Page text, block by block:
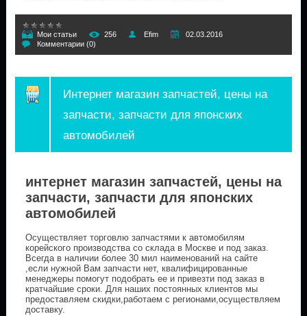
Мои статьи 256 Efim
02.03.2016
Комментарии (0)
Интернет магазин запчастей, цены на
запчасти, запчасти для японских
автомобилей
интернет магазин запчастей, цены на
запчасти, запчасти для японских
автомобилей
Осуществляет торговлю запчастями к автомобилям
корейского производства со склада в Москве и под заказ.
Всегда в наличии более 30 мил наименований на сайте
,если нужной Вам запчасти нет, квалифицированные
менеджеры помогут подобрать ее и привезти под заказ в
кратчайшие сроки. Для наших постоянных клиентов мы
предоставляем скидки,работаем с регионами,осуществляем
доставку.